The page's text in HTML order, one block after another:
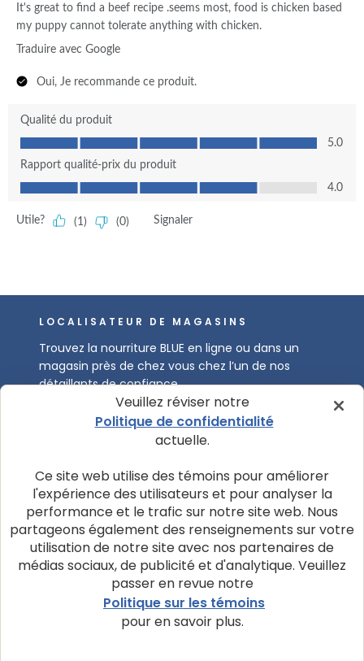
NOS PRODUITS
COMMUNAUTÉ ET SOUTIEN
À PROPOS DE NOTRE ENTREPRISE
LOCALISATEUR DE MAGASINS
Trouvez la nourriture BLUE en ligne ou dans un
magasin près de chez vous chez l’un de nos
détaillants de confiance.
Où acheter
Veuillez réviser notre
Politique de confidentialité
actuelle.
Ce site web utilise des témoins pour améliorer
l'expérience des utilisateurs et pour analyser la
performance et le trafic sur notre site web. Nous
partageons également des renseignements sur votre
utilisation de notre site avec nos partenaires de
médias sociaux, de publicité et d'analytique. Veuillez
passer en revue notre
Politique sur les témoins
pour en savoir plus.